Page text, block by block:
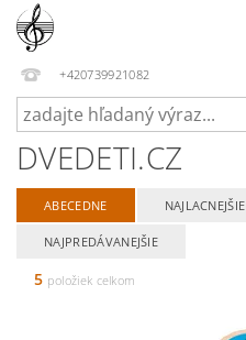
+420739921082
DVEDETI.CZ
ABECEDNE NAJLACNEJŠIE
NAJPREDÁVANEJŠIE
5 položiek celkom